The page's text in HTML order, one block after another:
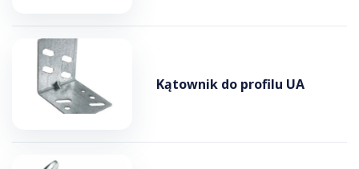
Kątownik do profilu UA